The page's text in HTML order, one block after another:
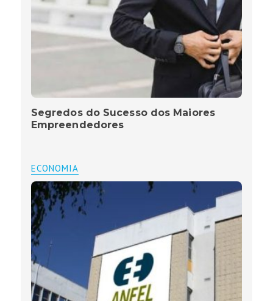
Segredos do Sucesso dos Maiores
Empreendedores
ECONOMIA